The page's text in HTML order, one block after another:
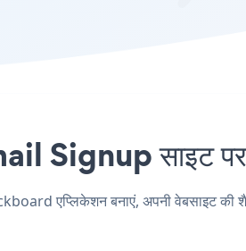
Signup साइट पर
एप्लिकेशन बनाएं, अपनी वेबसाइट